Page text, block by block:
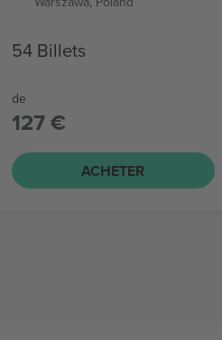
54 Billets
de
127 €
ACHETER